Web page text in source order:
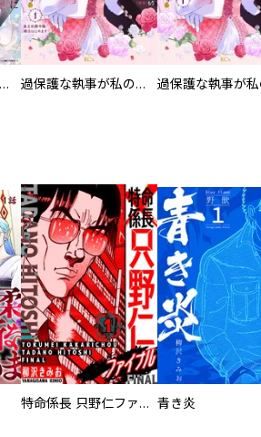
人外の旦那様に娶られ毎晩ナカまで愛される…。アンソロジー 過保護な執事が私の婚活を邪魔してきます！ 分冊版
特命係長 只野仁ファイナル 愛蔵版 青き炎